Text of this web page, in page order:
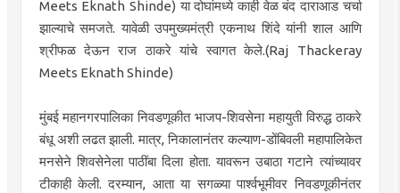
Meets Eknath Shinde) या दोघांमध्ये काही वेळ बंद दाराआड चर्चा
झाल्याचे समजते. यावेळी उपमुख्यमंत्री एकनाथ शिंदे यांनी शाल आणि
श्रीफळ देऊन राज ठाकरे यांचे स्वागत केले.(Raj Thackeray
Meets Eknath Shinde)
मुंबई महानगरपालिका निवडणूकीत भाजप-शिवसेना महायुती विरुद्ध ठाकरे
बंधू अशी लढत झाली. मात्र, निकालानंतर कल्याण-डोंबिवली महापालिकेत
मनसेने शिवसेनेला पाठींबा दिला होता. यावरून उबाठा गटाने त्यांच्यावर
टीकाही केली. दरम्यान, आता या सगळ्या पार्श्वभूमीवर निवडणूकीनंतर